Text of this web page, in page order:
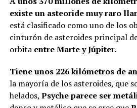
existe un asteoride muy raro
está clasificado como uno de los
cinturón de asteroides principal
orbita entre Marte y Júpiter.
Tiene unos 226 kilómetros de
la mayoría de los asteroides, que
helados, Psyche parece ser